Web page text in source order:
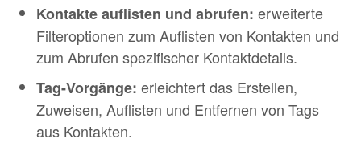
Kontakte auflisten und abrufen: erweiterte
Filteroptionen zum Auflisten von Kontakten und
zum Abrufen spezifischer Kontaktdetails.
Tag-Vorgänge: erleichtert das Erstellen,
Zuweisen, Auflisten und Entfernen von Tags
aus Kontakten.